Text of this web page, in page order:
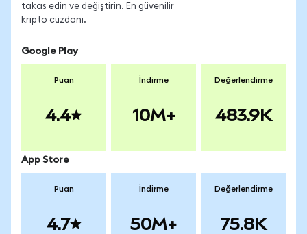
takas edin ve değiştirin. En güvenilir
kripto cüzdanı.
Google Play
Puan
4.4
İndirme
10M+
Değerlendirme
483.9K
App Store
Puan
4.7
İndirme
50M+
Değerlendirme
75.8K